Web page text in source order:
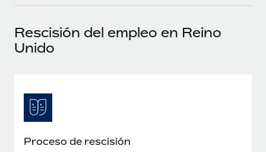
Optimiza los procesos con herramientas empresariales
esenciales.
SERVICIOS
Pregunta a un experto
y cumplimiento normativo.
Asociarse
Descubre oportunidades de colaborar con nosotros.
Información sobre salarios y talento
Consulta todos los recursos
Rescisión del empleo en Reino
Unido
Proceso de rescisión